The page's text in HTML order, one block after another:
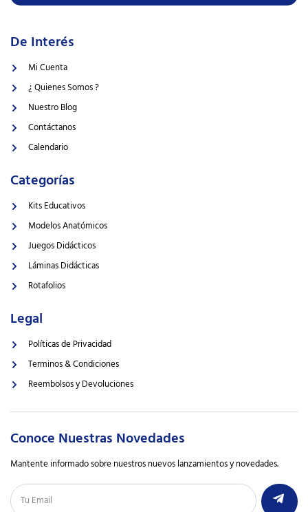
De Interés
Mi Cuenta
¿ Quienes Somos ?
Nuestro Blog
Contáctanos
Calendario
Categorías
Kits Educativos
Modelos Anatómicos
Juegos Didácticos
Láminas Didácticas
Rotafolios
Legal
Políticas de Privacidad
Terminos & Condiciones
Reembolsos y Devoluciones
Conoce Nuestras Novedades
Mantente informado sobre nuestros nuevos lanzamientos y novedades.